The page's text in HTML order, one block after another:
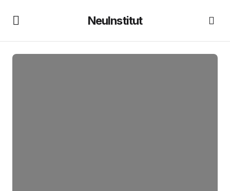
NeuInstitut